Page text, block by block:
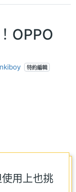
OPPO
特約編輯
用上也挑